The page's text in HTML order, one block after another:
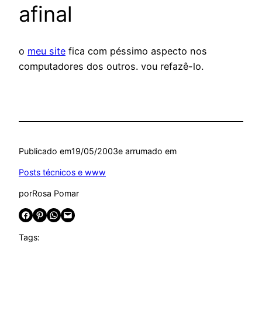
afinal
o meu site fica com péssimo aspecto nos
computadores dos outros. vou refazê-lo.
Publicado em19/05/2003e arrumado em
Posts técnicos e www
porRosa Pomar
Share on Facebook Share on Pinterest Share on WhatsApp Email this Page
Tags: